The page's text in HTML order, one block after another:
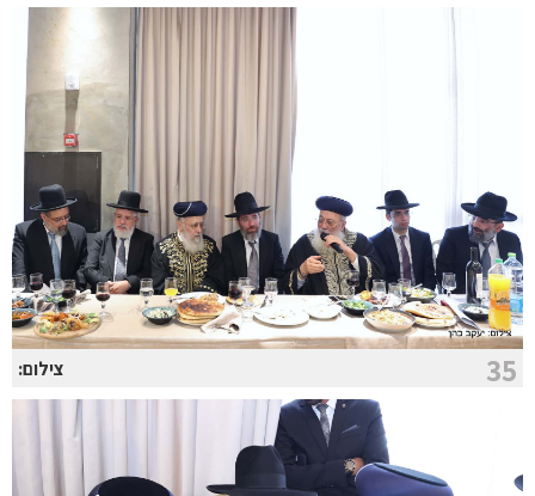
35 צילום: